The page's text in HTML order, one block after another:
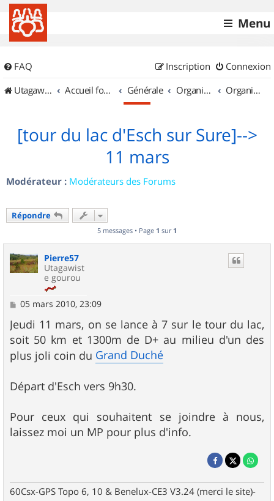
Menu
FAQ Connexion
Inscription
UtagawaVTT (Randos VTT et VTTAE avec traces GPS)
Accueil forum Générale Organisation de sorties & Recherche de partenaires Organisation de sorties au Luxembourg
[tour du lac d'Esch sur Sure]-->
11 mars
Modérateur : Modérateurs des Forums
Répondre
5 messages • Page 1 sur 1
Pierre57
Utagawist
e gourou
M
s
s
a
g
e
05 mars 2010, 23:09
Jeudi 11 mars, on se lance à 7 sur le tour du lac,
soit 50 km et 1300m de D+ au milieu d'un des
plus joli coin du Grand Duché
Départ d'Esch vers 9h30.
Pour ceux qui souhaitent se joindre à nous,
laissez moi un MP pour plus d'info.
60Csx-GPS Topo 6, 10 & Benelux-CE3 V3.24 (merci le site)-